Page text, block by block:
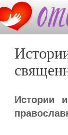
Хотите
пройти
бесплатный
курс
"Катехизация
и азы
духовной
Истории